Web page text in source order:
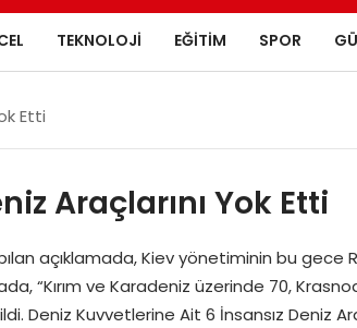
TEKNOLOJI EĞITIM SPOR
Etti
Araçlarını Yok Etti
açıklamada, Kiev yönetiminin bu gece
“Kırım ve Karadeniz üzerinde 70,
Deniz Kuvvetlerine Ait 6 İnsansız Deniz